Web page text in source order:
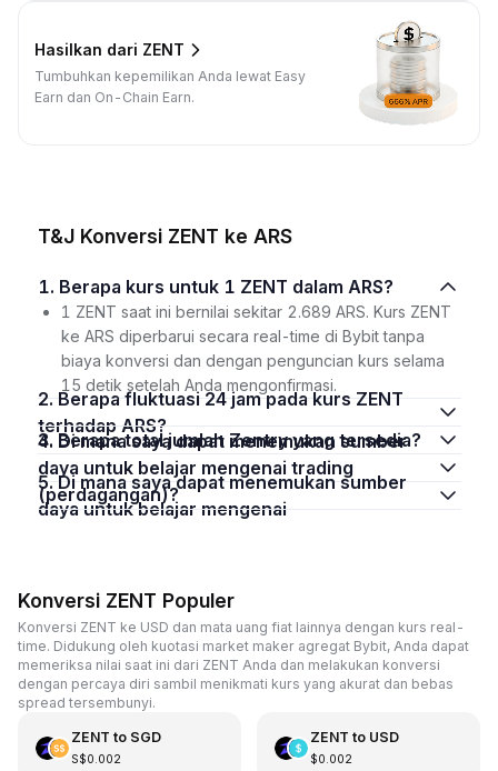
Hasilkan dari ZENT
Tumbuhkan kepemilikan Anda lewat Easy
Earn dan On-Chain Earn.
T&J Konversi ZENT ke ARS
1. Berapa kurs untuk 1 ZENT dalam ARS?
1 ZENT saat ini bernilai sekitar 2.689 ARS. Kurs ZENT
ke ARS diperbarui secara real-time di Bybit tanpa
biaya konversi dan dengan penguncian kurs selama
15 detik setelah Anda mengonfirmasi.
2. Berapa fluktuasi 24 jam pada kurs ZENT
terhadap ARS?
3. Berapa total jumlah Zentry yang tersedia?
4. Di mana saya dapat menemukan sumber
daya untuk belajar mengenai trading
(perdagangan)?
5. Di mana saya dapat menemukan sumber
daya untuk belajar mengenai
Konversi ZENT Populer
Konversi ZENT ke USD dan mata uang fiat lainnya dengan kurs real-
time. Didukung oleh kuotasi market maker agregat Bybit, Anda dapat
memeriksa nilai saat ini dari ZENT Anda dan melakukan konversi
dengan percaya diri sambil menikmati kurs yang akurat dan bebas
spread tersembunyi.
ZENT to SGD
S$0.002
ZENT to USD
$0.002